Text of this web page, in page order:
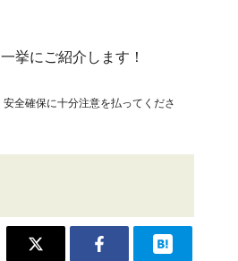
挙にご紹介します！
安全確保に十分注意を払ってくださ